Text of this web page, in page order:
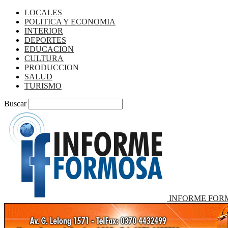
LOCALES
POLITICA Y ECONOMIA
INTERIOR
DEPORTES
EDUCACION
CULTURA
PRODUCCION
SALUD
TURISMO
Buscar
INFORME